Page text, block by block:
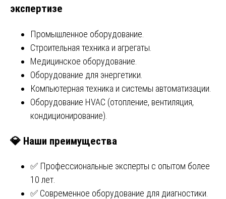
экспертизе
Промышленное оборудование.
Строительная техника и агрегаты.
Медицинское оборудование.
Оборудование для энергетики.
Компьютерная техника и системы автоматизации.
Оборудование HVAC (отопление, вентиляция,
кондиционирование).
💎 Наши преимущества
✅ Профессиональные эксперты с опытом более
10 лет.
✅ Современное оборудование для диагностики.